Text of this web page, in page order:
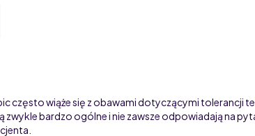
często wiąże się z obawami dotyczącymi tolerancji
zwykle bardzo ogólne i nie zawsze odpowiadają na